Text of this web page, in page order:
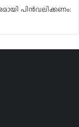
പിൻവലിക്കണം: